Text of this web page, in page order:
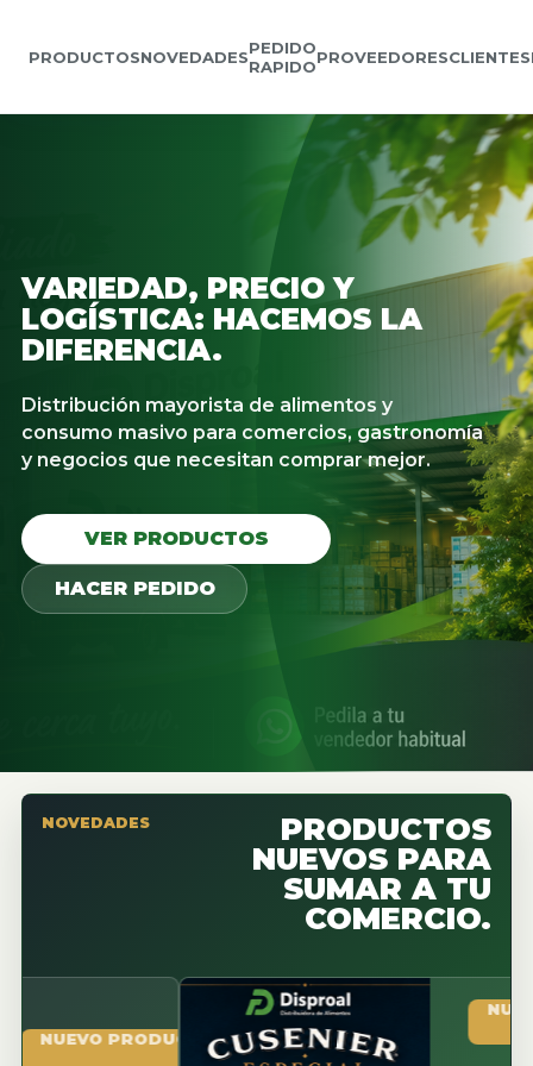
PRODUCTOSNOVEDADESPEDIDO
RAPIDOPROVEEDORESCLIENTES
VARIEDAD, PRECIO Y
LOGÍSTICA: HACEMOS LA
DIFERENCIA.
Distribución mayorista de alimentos y
consumo masivo para comercios, gastronomía
y negocios que necesitan comprar mejor.
VER PRODUCTOS
HACER PEDIDO
NOVEDADES
PRODUCTOS
NUEVOS PARA
SUMAR A TU
COMERCIO.
PRODUCTO
NUEVO